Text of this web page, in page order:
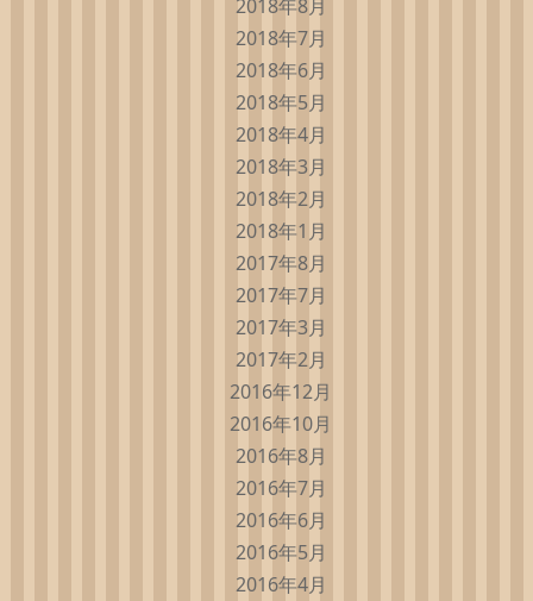
2018年8月
2018年7月
2018年6月
2018年5月
2018年4月
2018年3月
2018年2月
2018年1月
2017年8月
2017年7月
2017年3月
2017年2月
2016年12月
2016年10月
2016年8月
2016年7月
2016年6月
2016年5月
2016年4月